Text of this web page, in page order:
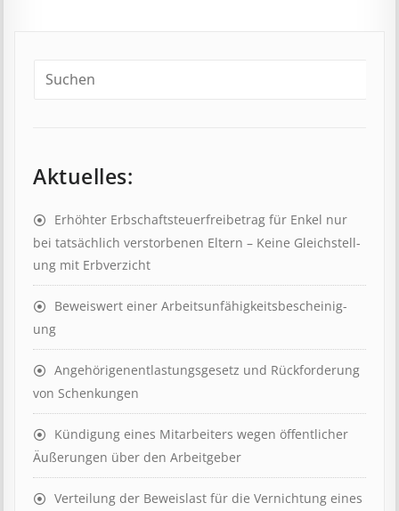
Aktuelles:
Erhöhter Erb­schaft­steuer­frei­be­trag für Enkel nur
bei tat­säch­lich ver­storb­en­en Eltern – Keine Gleich­stell­
ung mit Erb­verzicht
Beweis­wert einer Arbeits­un­fähig­keits­be­scheinig­
ung
Angehörigenent­lastungs­ge­setz und Rück­ford­er­ung
von Schenk­ung­en
Kündigung eines Mit­ar­beit­ers wegen öffent­lich­er
Äuß­er­ung­en über den Ar­beit­geber
Ver­teil­ung der Be­weis­last für die Ver­nicht­ung eines